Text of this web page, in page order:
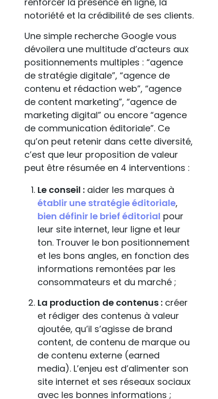
notoriété et la crédibilité de ses clients.
Une simple recherche Google vous
dévoilera une multitude d’acteurs aux
positionnements multiples : “agence
de stratégie digitale”, “agence de
contenu et rédaction web”, “agence
de content marketing”, “agence de
marketing digital” ou encore “agence
de communication éditoriale”. Ce
qu’on peut retenir dans cette diversité,
c’est que leur proposition de valeur
peut être résumée en 4 interventions :
Le conseil : aider les marques à
établir une stratégie éditoriale,
bien définir le brief éditorial pour
leur site internet, leur ligne et leur
ton. Trouver le bon positionnement
et les bons angles, en fonction des
informations remontées par les
consommateurs et du marché ;
La production de contenus : créer
et rédiger des contenus à valeur
ajoutée, qu’il s’agisse de brand
content, de contenu de marque ou
de contenu externe (earned
media). L’enjeu est d’alimenter son
site internet et ses réseaux sociaux
avec les bonnes informations ;